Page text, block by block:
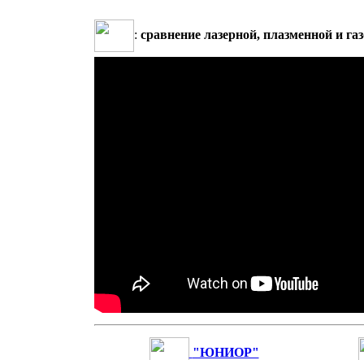
: сравнение лазерной, плазменной и
"ЮНИОР"